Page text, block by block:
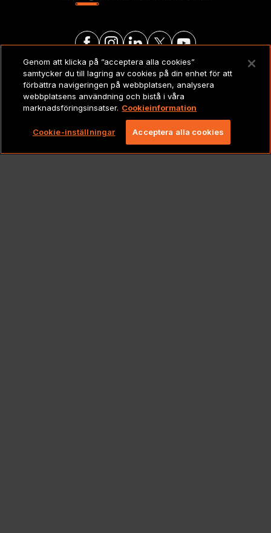
JURIDISKT
Copyright 2026 Lionbridge Technologies, LLC. Alla
rättigheter förbehållna.
Genom att klicka på ”acceptera alla cookies”
samtycker du till lagring av cookies på din enhet för att
förbättra navigeringen på webbplatsen, analysera
webbplatsens användning och bistå i våra
marknadsföringsinsatser. Cookieinformation
Cookie-inställningar Acceptera alla cookies